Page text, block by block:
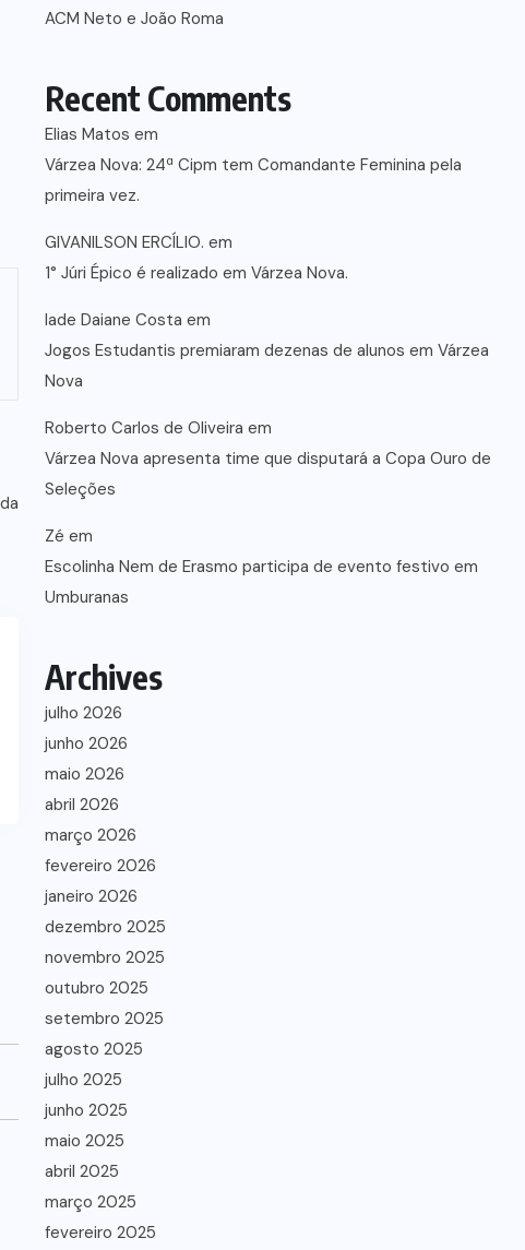
ACM Neto e João Roma
Recent Comments
Elias Matos em
Várzea Nova: 24ª Cipm tem Comandante Feminina pela
primeira vez.
GIVANILSON ERCÍLIO. em
1° Júri Épico é realizado em Várzea Nova.
lade Daiane Costa em
Jogos Estudantis premiaram dezenas de alunos em Várzea
Nova
Roberto Carlos de Oliveira em
Várzea Nova apresenta time que disputará a Copa Ouro de
Seleções
Zé em
Escolinha Nem de Erasmo participa de evento festivo em
Umburanas
Archives
julho 2026
junho 2026
maio 2026
abril 2026
março 2026
fevereiro 2026
janeiro 2026
dezembro 2025
novembro 2025
outubro 2025
setembro 2025
agosto 2025
julho 2025
junho 2025
maio 2025
abril 2025
março 2025
fevereiro 2025